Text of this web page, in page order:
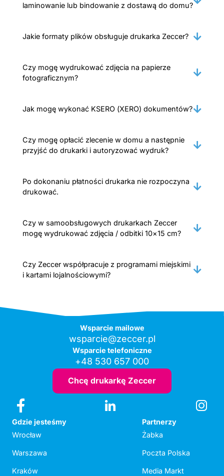
laminowanie lub bindowanie z dostawą do domu?
Jakie formaty plików obsługuje drukarka Zeccer?
Czy mogę wydrukować zdjęcia na papierze
fotograficznym?
Jak mogę wykonać KSERO (XERO) dokumentów?
Czy mogę opłacić zlecenie w domu a następnie
przyjść do drukarki i autoryzować wydruk?
Po dokonaniu płatności drukarka nie rozpoczyna
drukować.
Czy w samoobsługowych drukarkach Zeccer
mogę wydrukować zdjęcia / odbitki 10×15 cm?
Czy Zeccer współpracuje z programami miejskimi
i kartami lojalnościowymi?
Wsparcie mailowe
wsparcie@zeccer.pl
Wsparcie telefoniczne
+48 530 657 000
Chcę drukarkę Zeccer
Gdzie jesteśmy
Wrocław
Warszawa
Kraków
Partnerzy
Żabka
Poczta Polska
Media Markt